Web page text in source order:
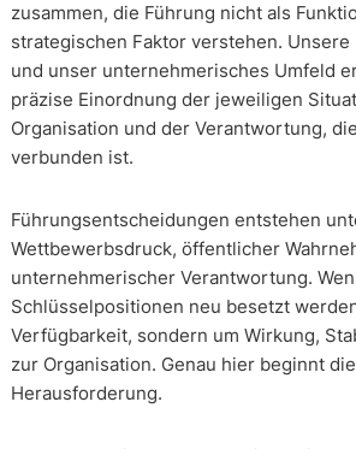
zusammen, die Führung nicht als
strategischen Faktor verstehen.
und unser unternehmerisches Umfeld
präzise Einordnung der jeweiligen
Organisation und der Verantwortung,
verbunden ist.
Führungsentscheidungen entstehen
Wettbewerbsdruck, öffentlicher
unternehmerischer Verantwortung.
Schlüsselpositionen neu besetzt
Verfügbarkeit, sondern um Wirkung,
zur Organisation. Genau hier beginnt
Herausforderung.